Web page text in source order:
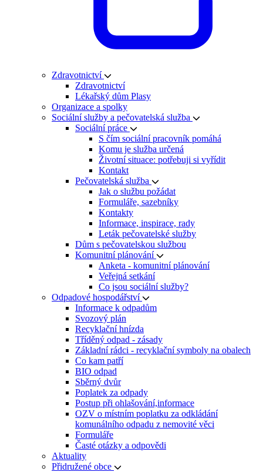
Zdravotnictví
Zdravotnictví
Lékařský dům Plasy
Organizace a spolky
Sociální služby a pečovatelská služba
Sociální práce
S čím sociální pracovník pomáhá
Komu je služba určená
Životní situace: potřebuji si vyřídit
Kontakt
Pečovatelská služba
Jak o službu požádat
Formuláře, sazebníky
Kontakty
Informace, inspirace, rady
Leták pečovatelské služby
Dům s pečovatelskou službou
Komunitní plánování
Anketa - komunitní plánování
Veřejná setkání
Co jsou sociální služby?
Odpadové hospodářství
Informace k odpadům
Svozový plán
Recyklační hnízda
Tříděný odpad - zásady
Základní rádci - recyklační symboly na obalech
Co kam patří
BIO odpad
Sběrný dvůr
Poplatek za odpady
Postup při ohlašování,informace
OZV o místním poplatku za odkládání
komunálního odpadu z nemovité věci
Formuláře
Časté otázky a odpovědi
Aktuality
Přidružené obce